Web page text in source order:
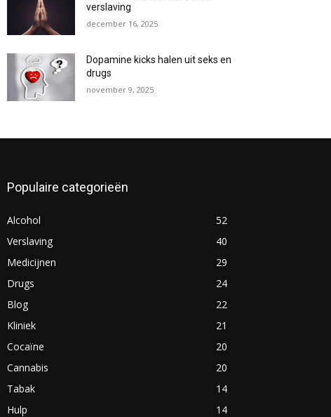
verslaving
december 16, 2025
Dopamine kicks halen uit seks en
drugs
november 9, 2025
Populaire categorieën
Alcohol
52
Verslaving
40
Medicijnen
29
Drugs
24
Blog
22
Kliniek
21
Cocaïne
20
Cannabis
20
Tabak
14
Hulp
14